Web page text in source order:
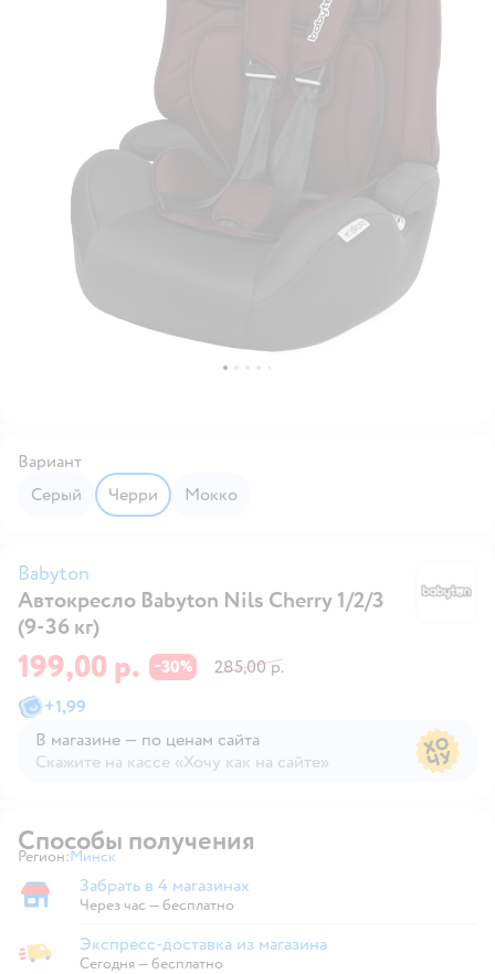
Вариант
Серый
Черри Мокко
Babyton
Автокресло Babyton Nils Cherry 1/2/3
(9-36 кг)
199,00 р. −30%
285,00 р.
+1,99
В магазине — по ценам сайта
Скажите на кассе «Хочу как на сайте»
Способы получения
Регион: Выбор адреса доставки.
Минск
Забрать в магазине
Забрать в 4 магазинах
Через час — бесплатно
Экспресс-доставка из магазина
Экспресс-доставка из магазина
Сегодня—бесплатно